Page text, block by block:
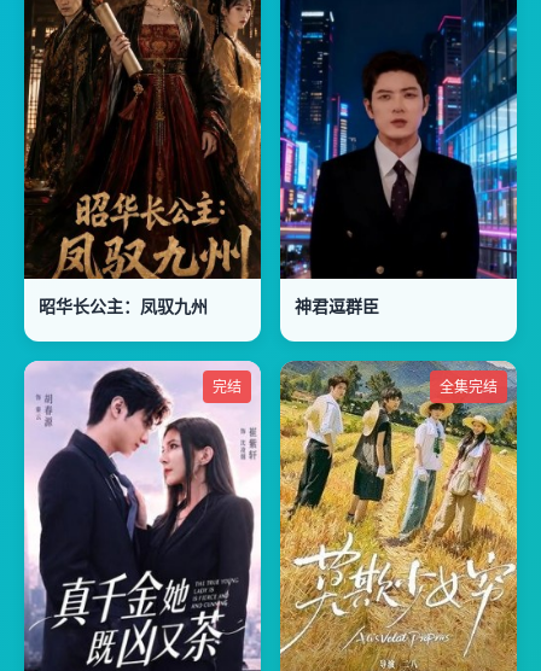
昭华长公主：凤驭九州 神君逗群臣
完结 全集完结